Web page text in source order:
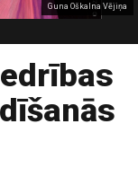
Guna Oškalna Vējiņa